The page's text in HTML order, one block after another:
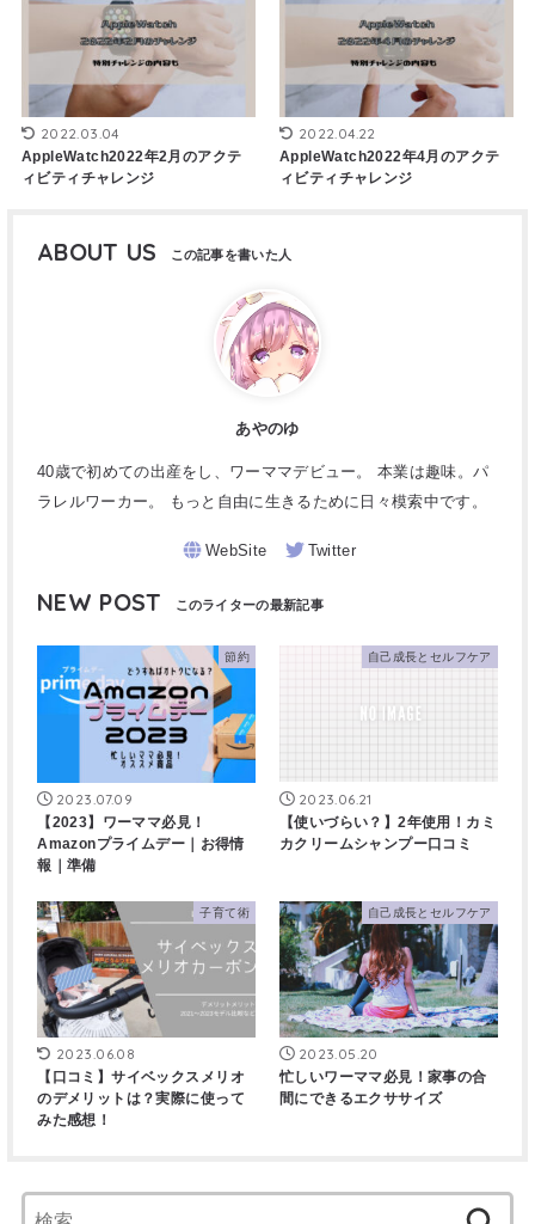
2022.03.04
AppleWatch2022年2月のアクテ
ィビティチャレンジ
2022.04.22
AppleWatch2022年4月のアクテ
ィビティチャレンジ
ABOUT US
あやのゆ
40歳で初めての出産をし、ワーママデビュー。 本業は趣味。パ
ラレルワーカー。 もっと自由に生きるために日々模索中です。
NEW POST
節約
2023.07.09
【2023】ワーママ必見！
Amazonプライムデー｜お得情
報｜準備
自己成長とセルフケア
2023.06.21
【使いづらい？】2年使用！カミ
カクリームシャンプー口コミ
子育て術
2023.06.08
【口コミ】サイベックスメリオ
のデメリットは？実際に使って
みた感想！
自己成長とセルフケア
2023.05.20
忙しいワーママ必見！家事の合
間にできるエクササイズ